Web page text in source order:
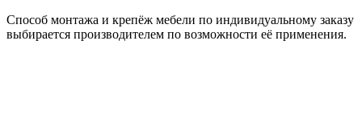
Способ монтажа и крепёж мебели по индивидуальному заказу
выбирается производителем по возможности её применения.